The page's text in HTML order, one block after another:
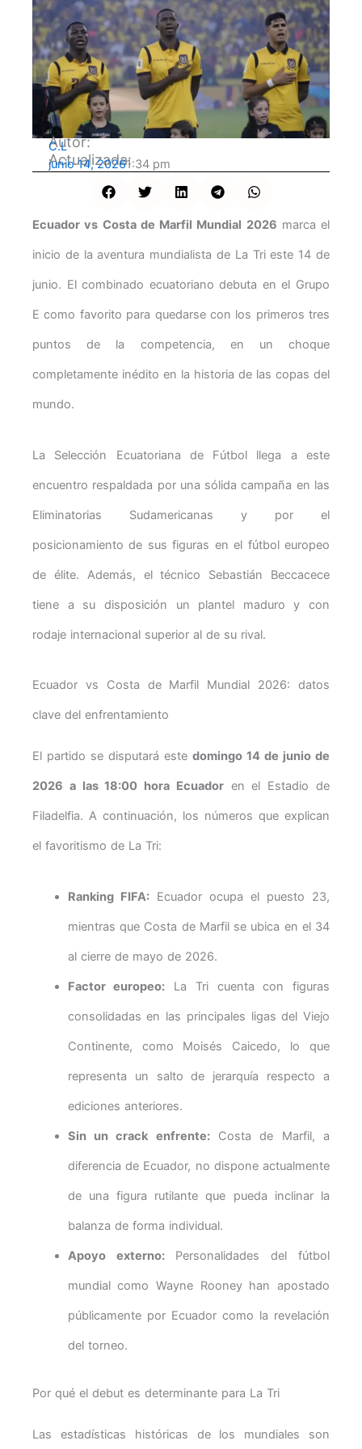
Autor:
C.L
Actualizada:
junio 14, 20261:34 pm
Ecuador vs Costa de Marfil Mundial 2026 marca el
inicio de la aventura mundialista de La Tri este 14 de
junio. El combinado ecuatoriano debuta en el Grupo
E como favorito para quedarse con los primeros tres
puntos de la competencia, en un choque
completamente inédito en la historia de las copas del
mundo.
La Selección Ecuatoriana de Fútbol llega a este
encuentro respaldada por una sólida campaña en las
Eliminatorias Sudamericanas y por el
posicionamiento de sus figuras en el fútbol europeo
de élite. Además, el técnico Sebastián Beccacece
tiene a su disposición un plantel maduro y con
rodaje internacional superior al de su rival.
Ecuador vs Costa de Marfil Mundial 2026: datos
clave del enfrentamiento
El partido se disputará este domingo 14 de junio de
2026 a las 18:00 hora Ecuadoren el Estadio de
Filadelfia. A continuación, los números que explican
el favoritismo de La Tri:
Ranking FIFA:Ecuador ocupa el puesto 23,
mientras que Costa de Marfil se ubica en el 34
al cierre de mayo de 2026.
Factor europeo: La Tri cuenta con figuras
consolidadas en las principales ligas del Viejo
Continente, como Moisés Caicedo, lo que
representa un salto de jerarquía respecto a
ediciones anteriores.
Sin un crack enfrente:Costa de Marfil, a
diferencia de Ecuador, no dispone actualmente
de una figura rutilante que pueda inclinar la
balanza de forma individual.
Apoyo externo:Personalidades del fútbol
mundial como Wayne Rooney han apostado
públicamente por Ecuador como la revelación
del torneo.
Por qué el debut es determinante para La Tri
Las estadísticas históricas de los mundiales son